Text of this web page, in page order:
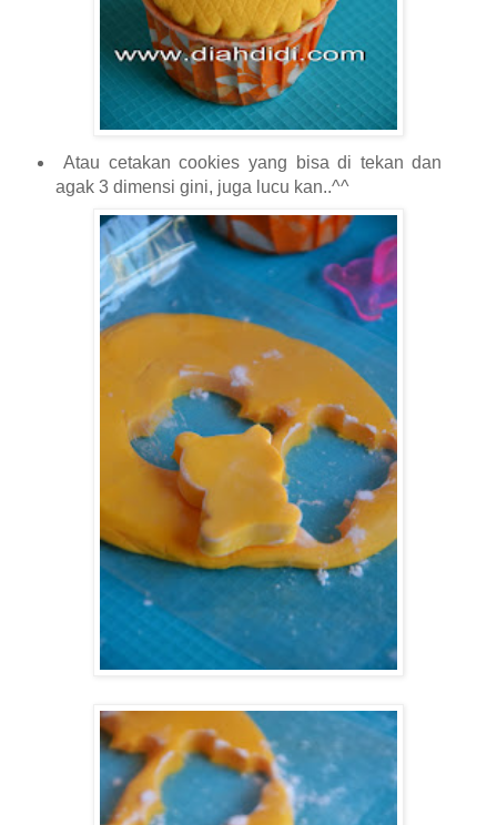
Atau cetakan cookies yang bisa di tekan dan
agak 3 dimensi gini, juga lucu kan..^^